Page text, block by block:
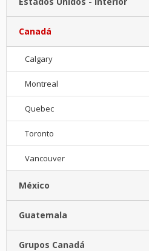
Canadá
Calgary
Montreal
Quebec
Toronto
Vancouver
México
Guatemala
Grupos Canadá